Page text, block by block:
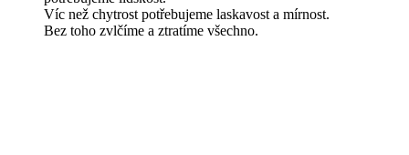
Víc než chytrost potřebujeme laskavost a mírnost.
Bez toho zvlčíme a ztratíme všechno.